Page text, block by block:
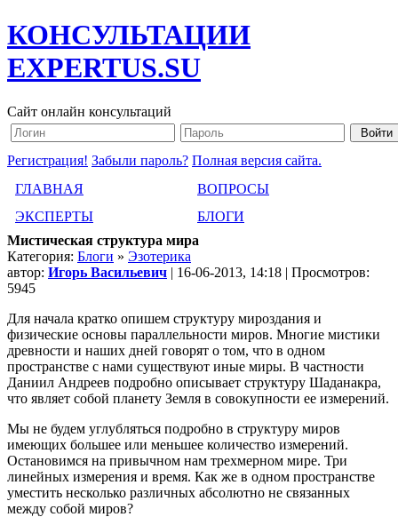
КОНСУЛЬТАЦИИ
EXPERTUS.SU
Сайт онлайн консультаций
Регистрация! Забыли пароль? Полная версия сайта.
ГЛАВНАЯ
ВОПРОСЫ
ЭКСПЕРТЫ
БЛОГИ
Мистическая структура мира
Категория: Блоги » Эзотерика
автор: Игорь Васильевич | 16-06-2013, 14:18 | Просмотров:
5945
Для начала кратко опишем структуру мироздания и
физические основы параллельности миров. Многие мистики
древности и наших дней говорят о том, что в одном
пространстве с нами существуют иные миры. В частности
Даниил Андреев подробно описывает структуру Шаданакра,
что являет собой планету Земля в совокупности ее измерений.
Мы не будем углубляться подробно в структуру миров
имеющих большее или меньшее количество измерений.
Остановимся на привычном нам трехмерном мире. Три
линейных измерения и время. Как же в одном пространстве
уместить несколько различных абсолютно не связанных
между собой миров?